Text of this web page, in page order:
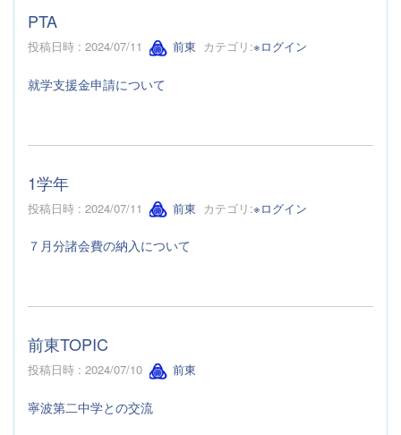
PTA
投稿日時 : 2024/07/11 前東 カテゴリ:※ログイン
就学支援金申請について
1学年
投稿日時 : 2024/07/11 前東 カテゴリ:※ログイン
７月分諸会費の納入について
前東TOPIC
投稿日時 : 2024/07/10 前東
寧波第二中学との交流